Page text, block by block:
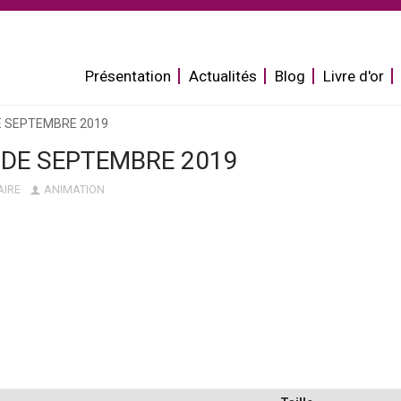
contenu
Présentation Actualités Blog Livre d'or
SEPTEMBRE 2019
SEPTEMBRE 2019
ANIMATION